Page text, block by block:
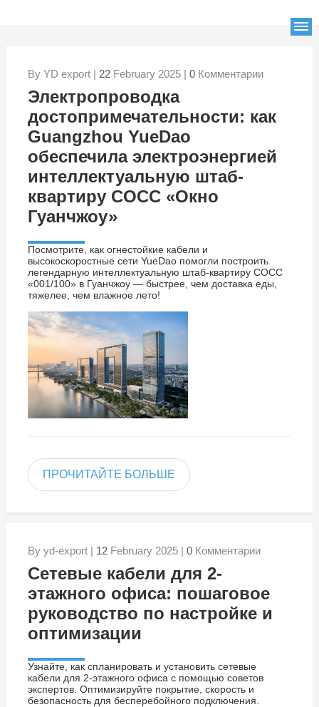
By YD export | 22February 2025 | 0Комментарии
Электропроводка
достопримечательности: как
Guangzhou YueDao
обеспечила электроэнергией
интеллектуальную штаб-
квартиру COCC «Окно
Гуанчжоу»
Посмотрите, как огнестойкие кабели и
высокоскоростные сети YueDao помогли построить
легендарную интеллектуальную штаб-квартиру COCC
«001/100» в Гуанчжоу — быстрее, чем доставка еды,
тяжелее, чем влажное лето!
ПРОЧИТАЙТЕ БОЛЬШЕ
By yd-export | 12February 2025 | 0Комментарии
Сетевые кабели для 2-
этажного офиса: пошаговое
руководство по настройке и
оптимизации
Узнайте, как спланировать и установить сетевые
кабели для 2-этажного офиса с помощью советов
экспертов. Оптимизируйте покрытие, скорость и
безопасность для бесперебойного подключения.